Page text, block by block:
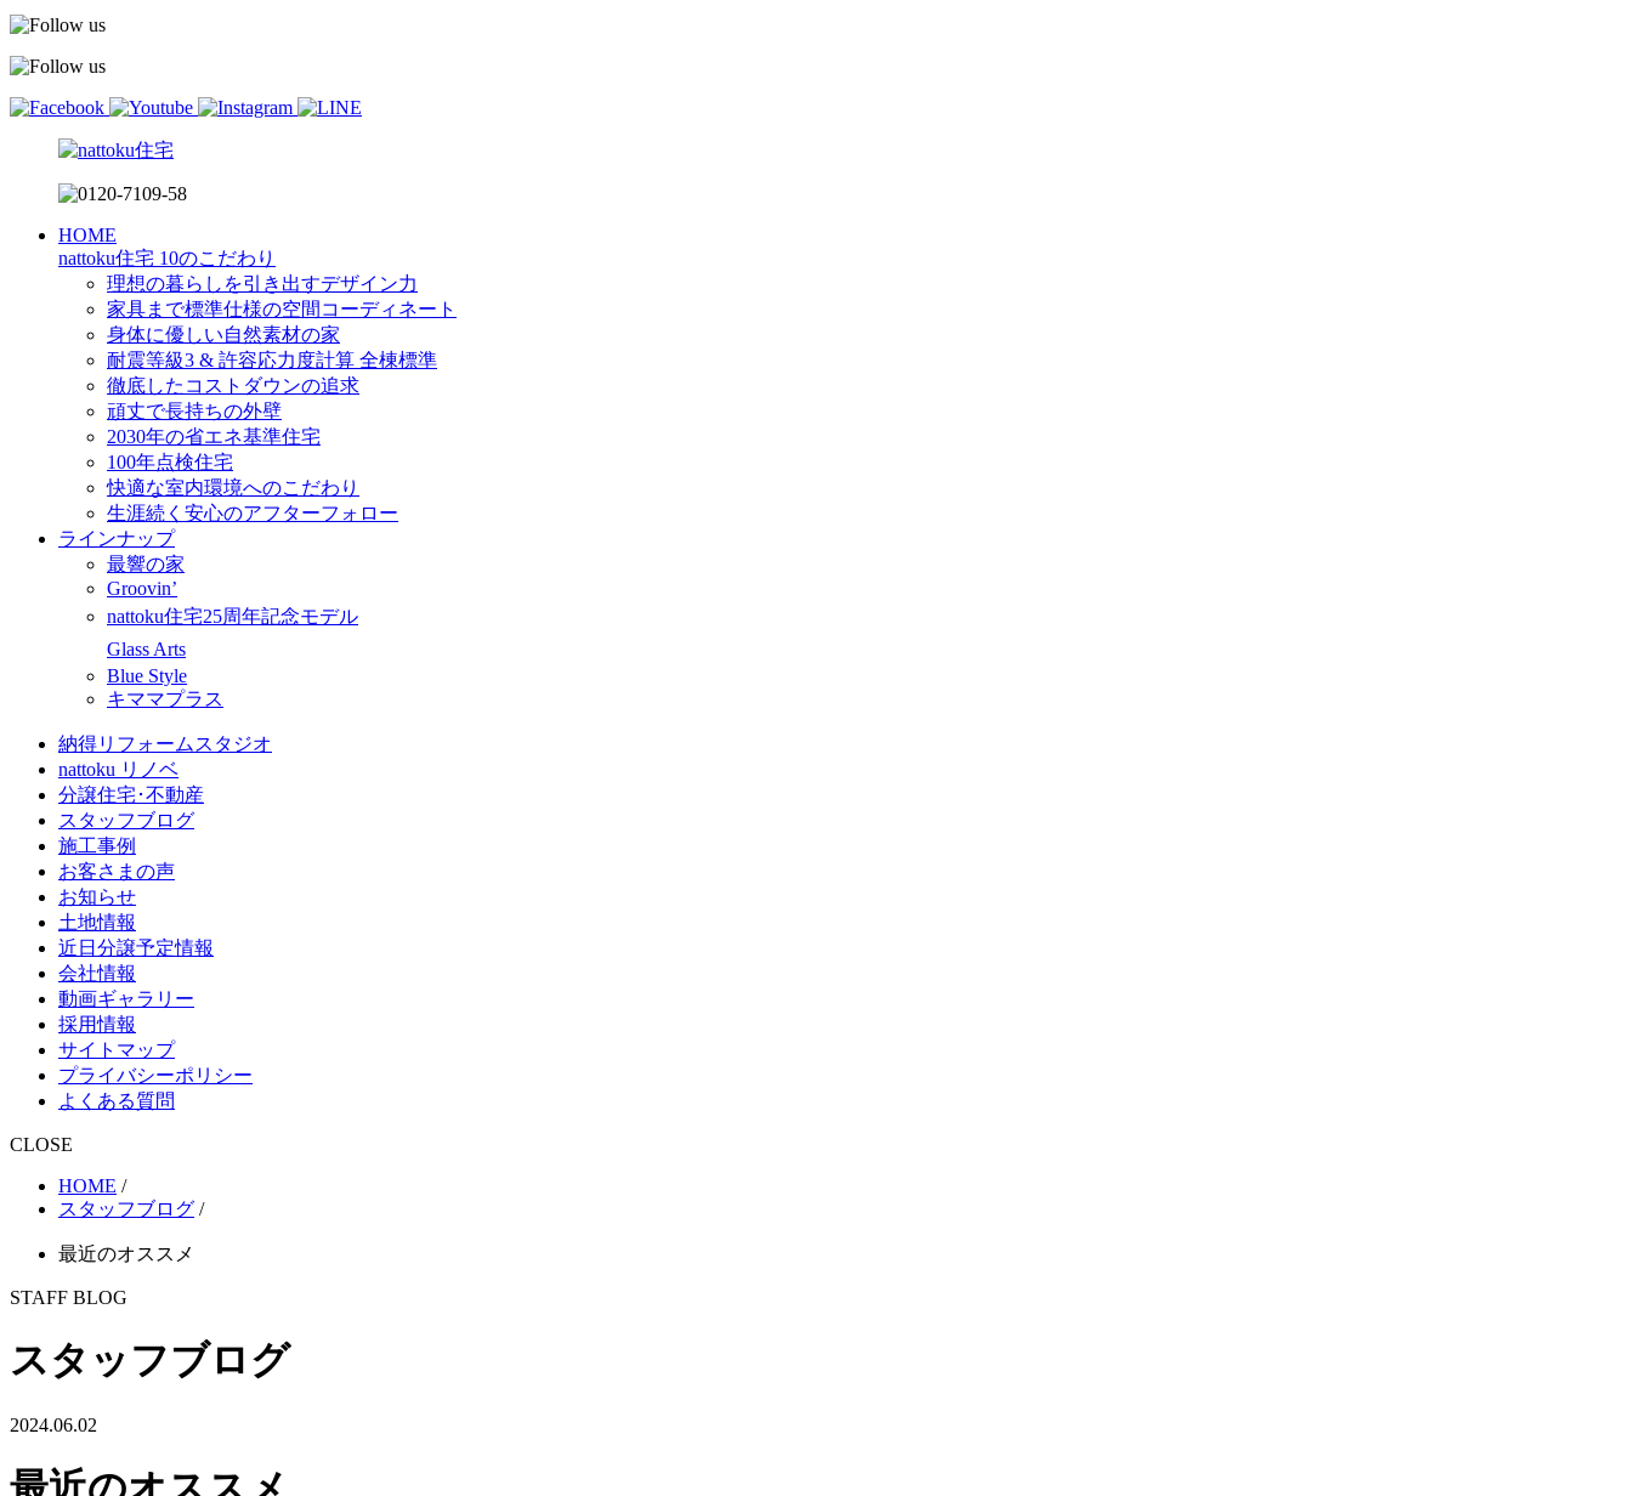
HOME
nattoku住宅 10のこだわり
理想の暮らしを引き出すデザイン力
家具まで標準仕様の空間コーディネート
身体に優しい自然素材の家
耐震等級3 & 許容応力度計算 全棟標準
徹底したコストダウンの追求
頑丈で長持ちの外壁
2030年の省エネ基準住宅
100年点検住宅
快適な室内環境へのこだわり
生涯続く安心のアフターフォロー
ラインナップ
最響の家
Groovin’
nattoku住宅25周年記念モデル
Glass Arts
Blue Style
キママプラス
納得リフォームスタジオ
nattoku リノベ
分譲住宅･不動産
スタッフブログ
施工事例
お客さまの声
お知らせ
土地情報
近日分譲予定情報
会社情報
動画ギャラリー
採用情報
サイトマップ
プライバシーポリシー
よくある質問
CLOSE
HOME /
スタッフブログ /
最近のオススメ
STAFF BLOG
スタッフブログ
2024.06.02